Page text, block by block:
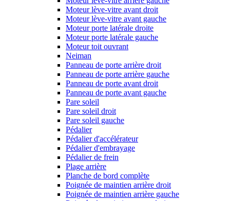
Moteur lève-vitre avant droit
Moteur lève-vitre avant gauche
Moteur porte latérale droite
Moteur porte latérale gauche
Moteur toit ouvrant
Neiman
Panneau de porte arrière droit
Panneau de porte arrière gauche
Panneau de porte avant droit
Panneau de porte avant gauche
Pare soleil
Pare soleil droit
Pare soleil gauche
Pédalier
Pédalier d'accélérateur
Pédalier d'embrayage
Pédalier de frein
Plage arrière
Planche de bord complète
Poignée de maintien arrière droit
Poignée de maintien arrière gauche